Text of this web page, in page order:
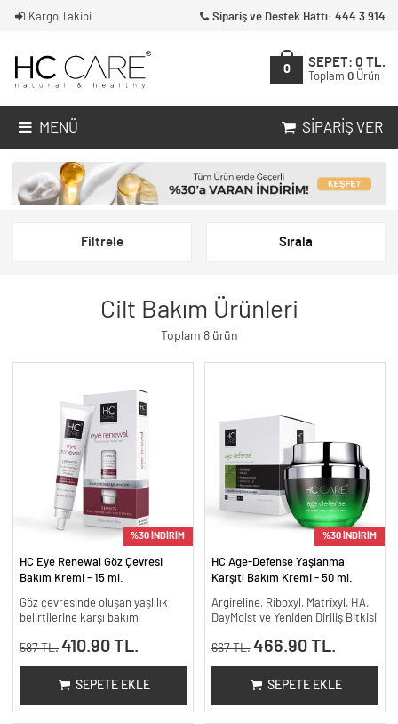
Kargo Takibi Sipariş ve Destek Hattı: 444 3 914
0
SEPET: 0 TL.
Toplam 0 Ürün
MENÜ SIPARIŞ VER
Filtrele Sırala
Cilt Bakım Ürünleri
Toplam 8 ürün
%30 İNDİRİM
HC Eye Renewal Göz Çevresi
Bakım Kremi - 15 ml.
Göz çevresinde oluşan yaşlılık
belirtilerine karşı bakım
587 TL. 410.90 TL.
SEPETE EKLE
%30 İNDİRİM
HC Age-Defense Yaşlanma
Karşıtı Bakım Kremi - 50 ml.
Argireline, Riboxyl, Matrixyl, HA,
DayMoist ve Yeniden Diriliş Bitkisi
667 TL. 466.90 TL.
SEPETE EKLE